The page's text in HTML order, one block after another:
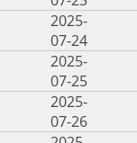
2025-
07-24
2025-
07-25
2025-
07-26